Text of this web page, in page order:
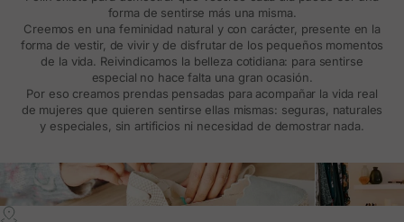
forma de sentirse más una misma.
Creemos en una feminidad natural y con carácter, presente en la
forma de vestir, de vivir y de disfrutar de los pequeños momentos
de la vida. Reivindicamos la belleza cotidiana: para sentirse
especial no hace falta una gran ocasión.
Por eso creamos prendas pensadas para acompañar la vida real
de mujeres que quieren sentirse ellas mismas: seguras, naturales
y especiales, sin artificios ni necesidad de demostrar nada.